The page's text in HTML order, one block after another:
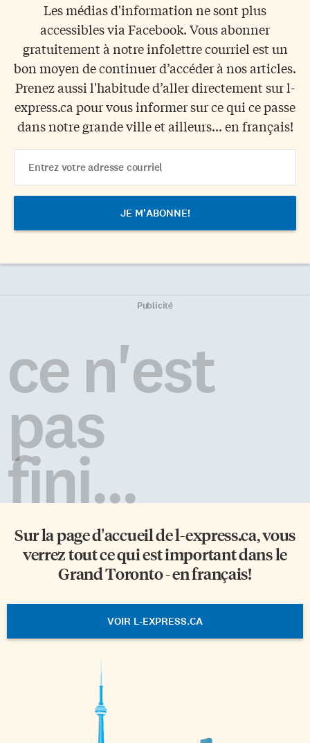
Les médias d'information ne sont plus
accessibles via Facebook. Vous abonner
gratuitement à notre infolettre courriel est un
bon moyen de continuer d’accéder à nos articles.
Prenez aussi l'habitude d’aller directement sur l-
express.ca pour vous informer sur ce qui ce passe
dans notre grande ville et ailleurs... en français!
Address
Publicité
ce n'est
pas
fini...
Sur la page d'accueil del-express.ca, vous
verrez tout ce qui est important dans le
Grand Toronto - en français!
VOIR L-EXPRESS.CA